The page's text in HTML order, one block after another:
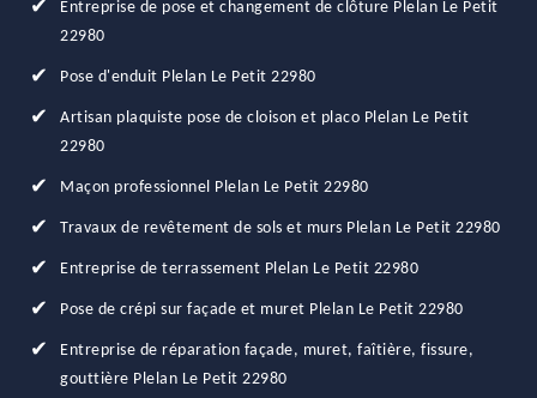
Entreprise de pose et changement de clôture Plelan Le Petit
22980
Pose d'enduit Plelan Le Petit 22980
Artisan plaquiste pose de cloison et placo Plelan Le Petit
22980
Maçon professionnel Plelan Le Petit 22980
Travaux de revêtement de sols et murs Plelan Le Petit 22980
Entreprise de terrassement Plelan Le Petit 22980
Pose de crépi sur façade et muret Plelan Le Petit 22980
Entreprise de réparation façade, muret, faîtière, fissure,
gouttière Plelan Le Petit 22980